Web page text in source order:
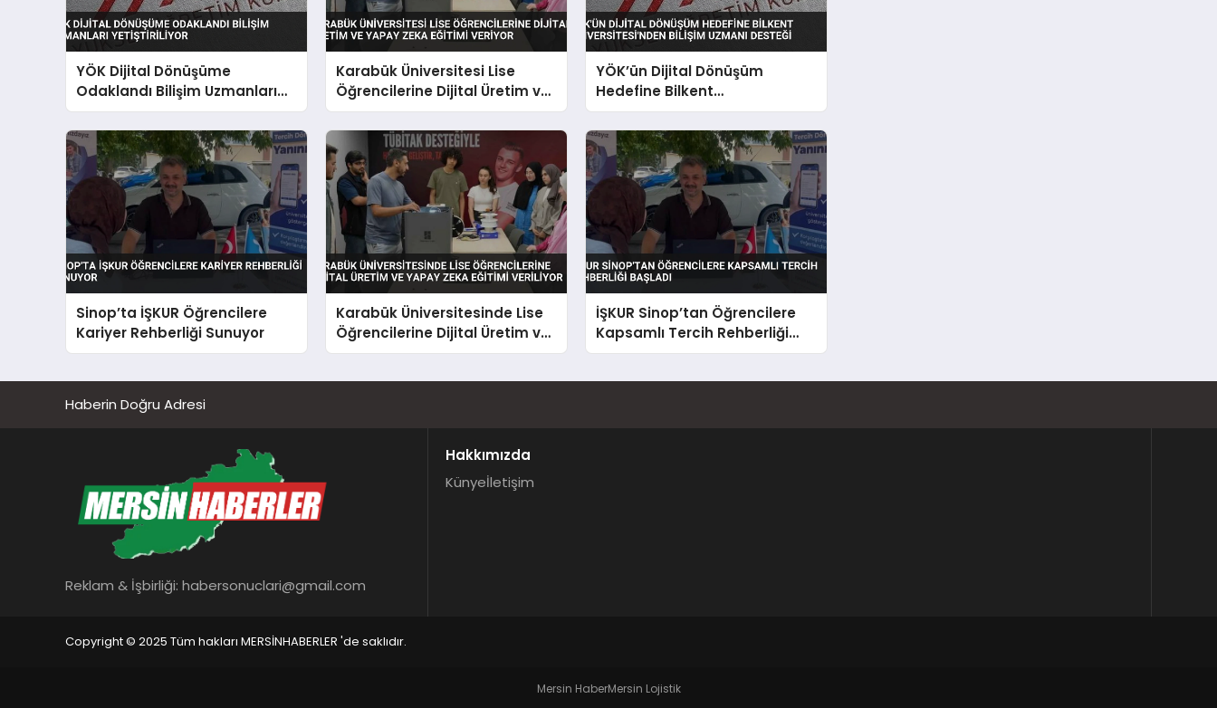
YÖK Dijital Dönüşüme
Odaklandı Bilişim Uzmanları
Yetiştiriliyor
Karabük Üniversitesi Lise
Öğrencilerine Dijital Üretim ve
Yapay Zeka Eğitimi Veriyor
YÖK’ün Dijital Dönüşüm
Hedefine Bilkent
Üniversitesi’nden Bilişim
Uzmanı Desteği
Sinop’ta İŞKUR Öğrencilere
Kariyer Rehberliği Sunuyor
Karabük Üniversitesinde Lise
Öğrencilerine Dijital Üretim ve
Yapay Zeka Eğitimi Veriliyor
İŞKUR Sinop’tan Öğrencilere
Kapsamlı Tercih Rehberliği
Başladı
Haberin Doğru Adresi
Reklam & İşbirliği: habersonuclari@gmail.com
Hakkımızda
Künyeİletişim
Copyright © 2025 Tüm hakları MERSİNHABERLER 'de saklıdır.
Mersin HaberMersin Lojistik